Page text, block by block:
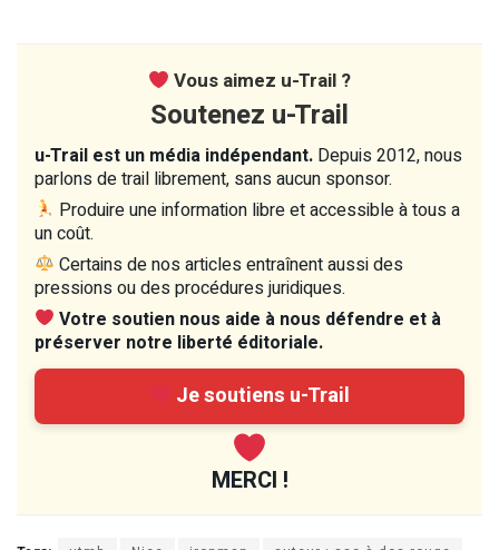
Vous aimez u-Trail ?
Soutenez u-Trail
u-Trail est un média indépendant. Depuis 2012, nous
parlons de trail librement, sans aucun sponsor.
Produire une information libre et accessible à tous a
un coût.
Certains de nos articles entraînent aussi des
pressions ou des procédures juridiques.
Votre soutien nous aide à nous défendre et à
préserver notre liberté éditoriale.
Je soutiens u-Trail
MERCI !